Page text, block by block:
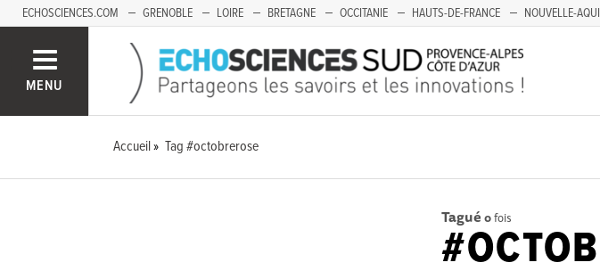
ECHOSCIENCES.COM GRENOBLE LOIRE BRETAGNE OCCITANIE HAUTS-DE-FRANCE NOUVELLE-
MENU
Accueil Tag #octobrerose
Tagué 0fois